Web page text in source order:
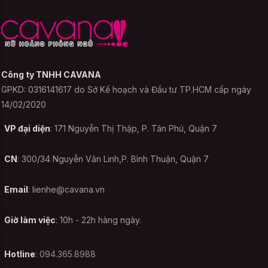
khác có thể cho ra nhiều loại vải pha trộn
có tính chất khác nhau. Điều này không
mà còn góp phần giảm giá thành của
những mẫu lụa tơ tằm đắt đỏ. Đối với
những loại vải này, bạn có thể giặt bằng
máy nhưng để cẩn thận cần cho vào túi
giặt và sử dụng chế độ giặt nhẹ. Với cách
làm này, đồ ngủ bằng lụa sẽ giảm được nếp
khi cọ sát với những trang phục khác.
Phần lớn các sản phẩm đồ ngủ gợi
Công ty TNHH CAVANA
GPKD: 0316141617 do Sở Kế hoạch và Đầu tư TP.HCM cấp ngày
14/02/2020
VP đại diện: 171 Nguyễn Thị Thập, P. Tân Phú, Quận 7
CN: 300/34 Nguyễn Văn Linh,P. Bình Thuận, Quận 7
Email: lienhe@cavana.vn
Giờ làm việc: 10h - 22h hàng ngày.
Hotline: 094.365.8988